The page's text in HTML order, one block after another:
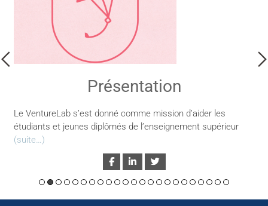
Présentation
Le VentureLab s’est donné comme mission d’aider les
étudiants et jeunes diplômés de l’enseignement supérieur
(suite…)